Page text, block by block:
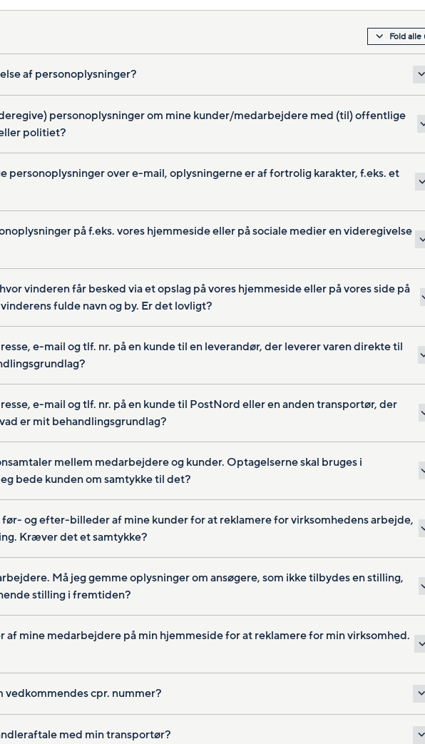
Fold alle
af personoplysninger?
personoplysninger om mine kunder/medarbejdere med (til) offentlige
politiet?
personoplysninger over e-mail, oplysningerne er af fortrolig karakter, f.eks. et
på f.eks. vores hjemmeside eller på sociale medier en videregivelse
vinderen får besked via et opslag på vores hjemmeside eller på vores side på
fulde navn og by. Er det lovligt?
e-mail og tlf. nr. på en kunde til en leverandør, der leverer varen direkte til
e-mail og tlf. nr. på en kunde til PostNord eller en anden transportør, der
er mit behandlingsgrundlag?
mellem medarbejdere og kunder. Optagelserne skal bruges i
bede kunden om samtykke til det?
og efter-billeder af mine kunder for at reklamere for virksomhedens arbejde,
Kræver det et samtykke?
Må jeg gemme oplysninger om ansøgere, som ikke tilbydes en stilling,
stilling i fremtiden?
af mine medarbejdere på min hjemmeside for at reklamere for min virksomhed.
vedkommendes cpr. nummer?
med min transportør?